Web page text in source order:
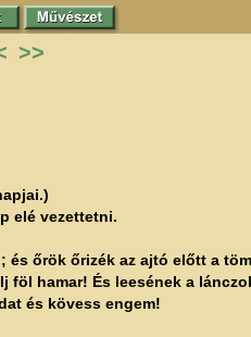
>>
elé vezettetni.
és őrök őrizék az ajtó előtt a
föl hamar! És leesének a
és kövess engem!